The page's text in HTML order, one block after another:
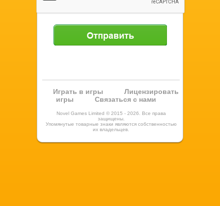
Играть в игры
Лицензировать
игры
Связаться с нами
Novel Games Limited © 2015 - 2026. Все права
защищены.
Упомянутые товарные знаки являются собственностью
их владельцев.